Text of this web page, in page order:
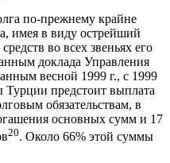
по-прежнему крайне
имея в виду острейший
во всех звеньях его
доклада Управления
весной 1999 г., с 1999
предстоит выплата
обязательствам, в
основных сумм и 17
20. Около 66% этой суммы